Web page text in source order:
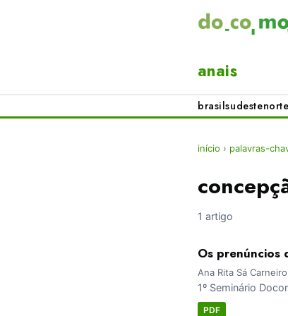
anais
brasilsudeste
início › palavras-
1 artigo
Os prenúncios
Ana Rita Sá
1º Seminário
PDF